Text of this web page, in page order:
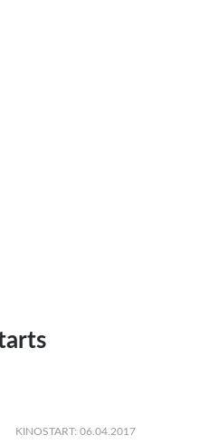
KINOSTART: 06.04.2017